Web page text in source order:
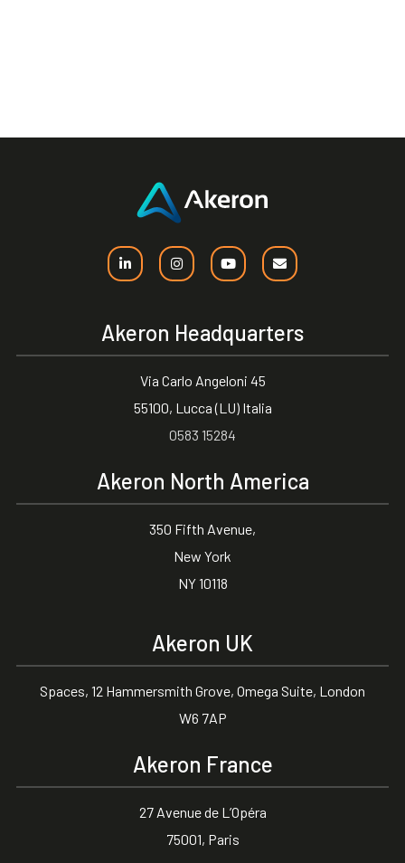
Akeron Headquarters
Via Carlo Angeloni 45
55100, Lucca (LU) Italia
0583 15284
Akeron North America
350 Fifth Avenue,
New York
NY 10118
Akeron UK
Spaces, 12 Hammersmith Grove, Omega Suite, London
W6 7AP
Akeron France
27 Avenue de L’Opéra
75001, Paris